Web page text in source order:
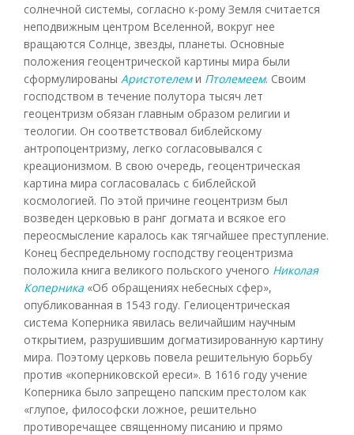
солнечной системы, согласно к-рому Земля считается
неподвижным центром Вселенной, вокруг нее
вращаются Солнце, звезды, планеты. Основные
положения геоцентрической картины мира были
сформулированы Аристотелеми Птолемеем. Своим
господством в течение полутора тысяч лет
геоцентризм обязан главным образом религии и
теологии. Он соответствовал библейскому
антропоцентризму, легко согласовывался с
креационизмом. В свою очередь, геоцентрическая
картина мира согласовалась с библейской
космологией. По этой причине геоцентризм был
возведен церковью в ранг догмата и всякое его
переосмысление каралось как тягчайшее преступление.
Конец беспредельному господству геоцентризма
положила книга великого польского ученого Николая
Коперника «Об обращениях небесных сфер»,
опубликованная в 1543 году. Гелиоцентрическая
система Коперника явилась величайшим научным
открытием, разрушившим догматизированную картину
мира. Поэтому церковь повела решительную борьбу
против «коперниковской ереси». В 1616 году учение
Коперника было запрещено папским престолом как
«глупое, философски ложное, решительно
противоречащее священному писанию и прямо